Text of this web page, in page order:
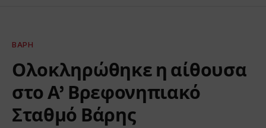
ΒΆΡΗ
Ολοκληρώθηκε η αίθουσα
στο Α’ Βρεφονηπιακό
Σταθμό Βάρης